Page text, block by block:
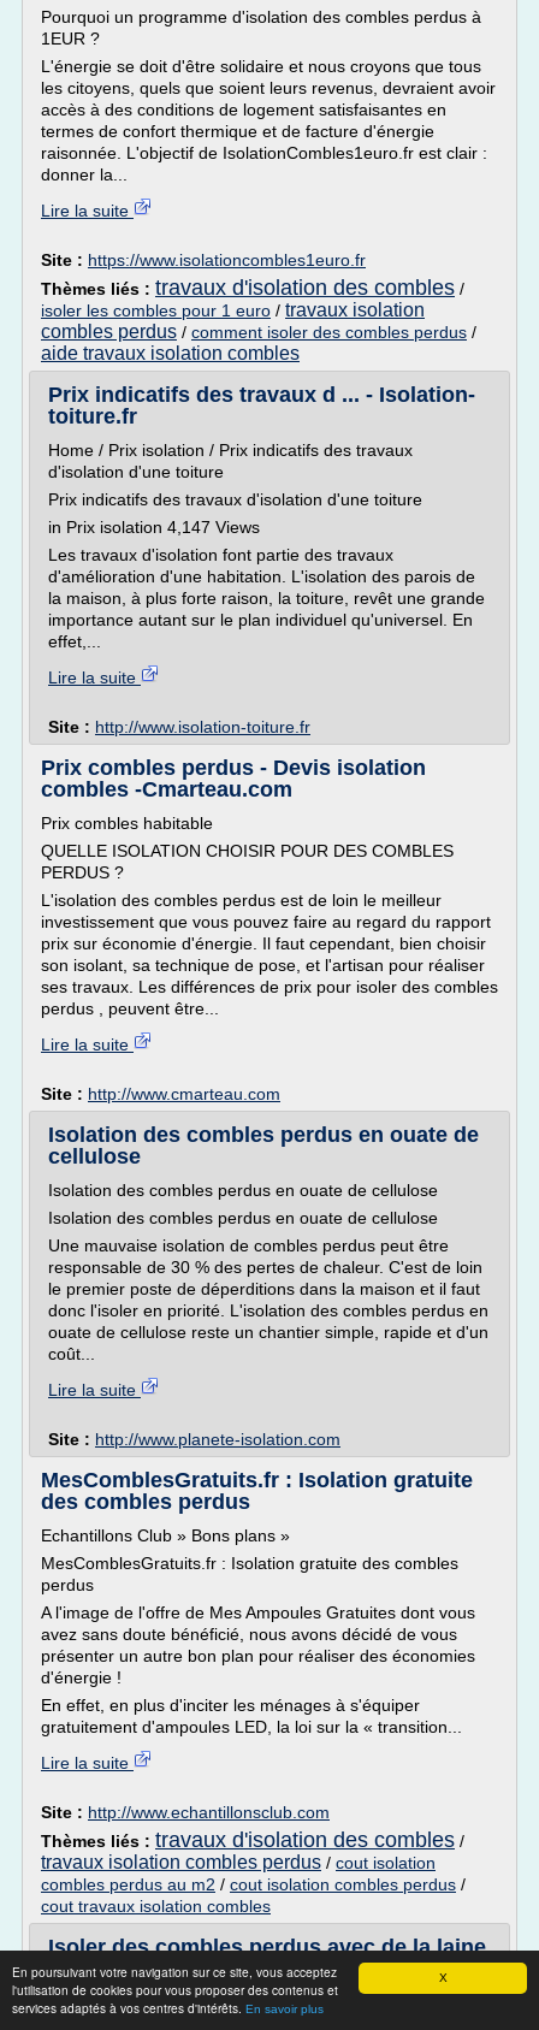
X
En poursuivant votre navigation sur ce site, vous acceptez
l'utilisation de cookies pour vous proposer des contenus et
services adaptés à vos centres d'intérêts. En savoir plus
Pourquoi un programme d'isolation des combles perdus à
1EUR ?
L'énergie se doit d'être solidaire et nous croyons que tous
les citoyens, quels que soient leurs revenus, devraient avoir
accès à des conditions de logement satisfaisantes en
termes de confort thermique et de facture d'énergie
raisonnée. L'objectif de IsolationCombles1euro.fr est clair :
donner la...
Lire la suite
Site : https://www.isolationcombles1euro.fr
Thèmes liés : travaux d'isolation des combles /
isoler les combles pour 1 euro / travaux isolation
combles perdus / comment isoler des combles perdus /
aide travaux isolation combles
Prix indicatifs des travaux d ... - Isolation-
toiture.fr
Home / Prix isolation / Prix indicatifs des travaux
d'isolation d'une toiture
Prix indicatifs des travaux d'isolation d'une toiture
in Prix isolation 4,147 Views
Les travaux d'isolation font partie des travaux
d'amélioration d'une habitation. L'isolation des parois de
la maison, à plus forte raison, la toiture, revêt une grande
importance autant sur le plan individuel qu'universel. En
effet,...
Lire la suite
Site : http://www.isolation-toiture.fr
Prix combles perdus - Devis isolation
combles -Cmarteau.com
Prix combles habitable
QUELLE ISOLATION CHOISIR POUR DES COMBLES
PERDUS ?
L'isolation des combles perdus est de loin le meilleur
investissement que vous pouvez faire au regard du rapport
prix sur économie d'énergie. Il faut cependant, bien choisir
son isolant, sa technique de pose, et l'artisan pour réaliser
ses travaux. Les différences de prix pour isoler des combles
perdus , peuvent être...
Lire la suite
Site : http://www.cmarteau.com
Isolation des combles perdus en ouate de
cellulose
Isolation des combles perdus en ouate de cellulose
Isolation des combles perdus en ouate de cellulose
Une mauvaise isolation de combles perdus peut être
responsable de 30 % des pertes de chaleur. C'est de loin
le premier poste de déperditions dans la maison et il faut
donc l'isoler en priorité. L'isolation des combles perdus en
ouate de cellulose reste un chantier simple, rapide et d'un
coût...
Lire la suite
Site : http://www.planete-isolation.com
MesComblesGratuits.fr : Isolation gratuite
des combles perdus
Echantillons Club » Bons plans »
MesComblesGratuits.fr : Isolation gratuite des combles
perdus
A l'image de l'offre de Mes Ampoules Gratuites dont vous
avez sans doute bénéficié, nous avons décidé de vous
présenter un autre bon plan pour réaliser des économies
d'énergie !
En effet, en plus d'inciter les ménages à s'équiper
gratuitement d'ampoules LED, la loi sur la « transition...
Lire la suite
Site : http://www.echantillonsclub.com
Thèmes liés : travaux d'isolation des combles /
travaux isolation combles perdus / cout isolation
combles perdus au m2 / cout isolation combles perdus /
cout travaux isolation combles
Isoler des combles perdus avec de la laine
en rouleau
Poster sur twitter Poster sur facebook